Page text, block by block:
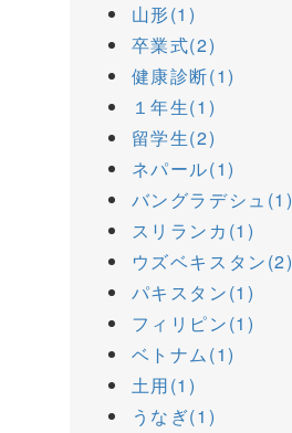
山形(1)
卒業式(2)
健康診断(1)
１年生(1)
留学生(2)
ネパール(1)
バングラデシュ(1)
スリランカ(1)
ウズベキスタン(2)
パキスタン(1)
フィリピン(1)
ベトナム(1)
土用(1)
うなぎ(1)